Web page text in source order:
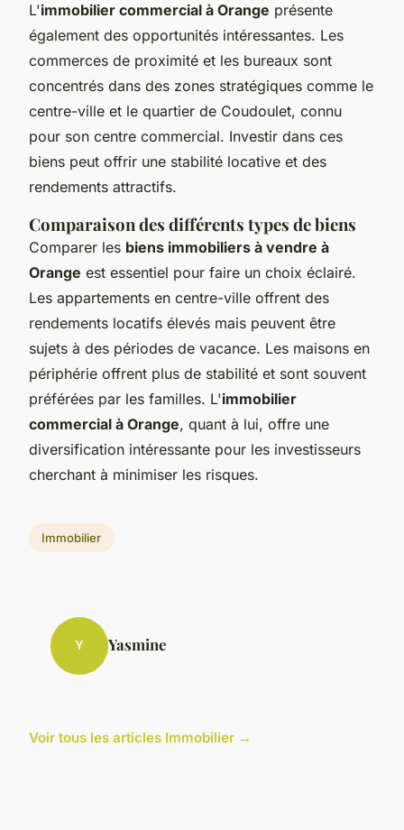
L'immobilier commercial à Orange présente
également des opportunités intéressantes. Les
commerces de proximité et les bureaux sont
concentrés dans des zones stratégiques comme le
centre-ville et le quartier de Coudoulet, connu
pour son centre commercial. Investir dans ces
biens peut offrir une stabilité locative et des
rendements attractifs.
Comparaison des différents types de biens
Comparer les biens immobiliers à vendre à
Orange est essentiel pour faire un choix éclairé.
Les appartements en centre-ville offrent des
rendements locatifs élevés mais peuvent être
sujets à des périodes de vacance. Les maisons en
périphérie offrent plus de stabilité et sont souvent
préférées par les familles. L'immobilier
commercial à Orange, quant à lui, offre une
diversification intéressante pour les investisseurs
cherchant à minimiser les risques.
Immobilier
Y Yasmine
Voir tous les articles Immobilier →